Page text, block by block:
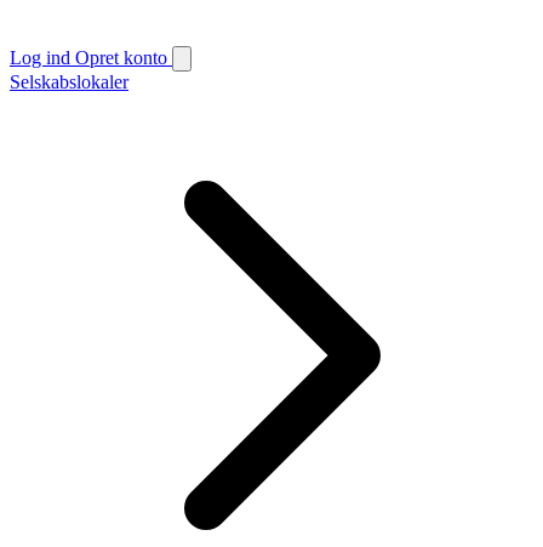
Log ind Opret konto
Selskabslokaler